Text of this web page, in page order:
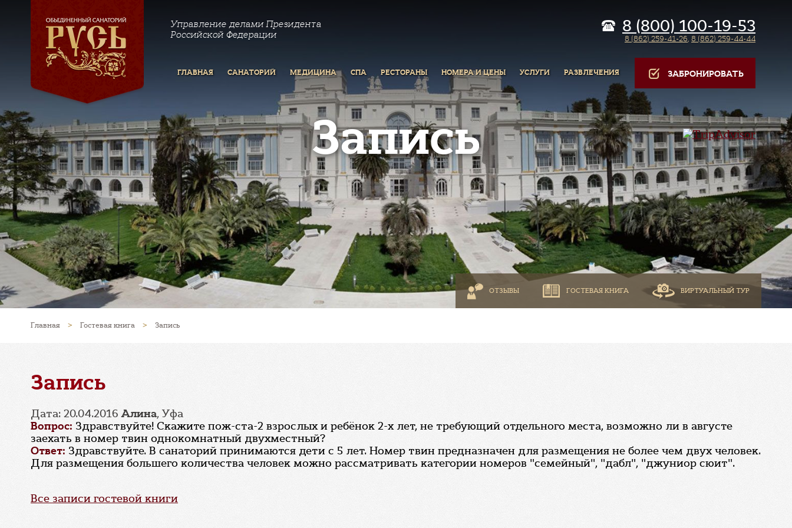
Управление делами Президента
Российской Федерации
8 (800) 100-19-53
8 (862) 259-41-26, 8 (862) 259-44-44
ГЛАВНАЯ САНАТОРИЙ МЕДИЦИНА СПА РЕСТОРАНЫ НОМЕРА И ЦЕНЫ УСЛУГИ РАЗВЛЕЧЕНИЯ ЗАБРОНИРОВАТЬ
Запись
ОТЗЫВЫ ГОСТЕВАЯ КНИГА ВИРТУАЛЬНЫЙ ТУР
Главная > Гостевая книга > Запись
Запись
Дата: 20.04.2016Алина, Уфа
Вопрос: Здравствуйте! Скажите пож-ста-2 взрослых и ребёнок 2-х лет, не требующий отдельного места, возможно ли в августе
заехать в номер твин однокомнатный двухместный?
Ответ: Здравствуйте. В санаторий принимаются дети с 5 лет. Номер твин предназначен для размещения не более чем двух человек.
Для размещения большего количества человек можно рассматривать категории номеров "семейный", "дабл", "джуниор сюит".
Все записи гостевой книги